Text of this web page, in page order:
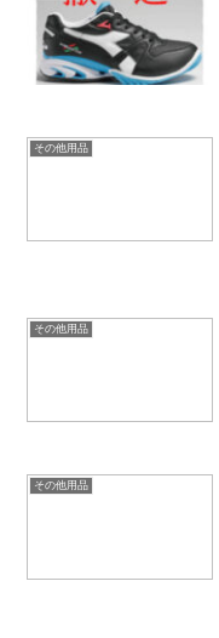
その他用品
その他用品
その他用品